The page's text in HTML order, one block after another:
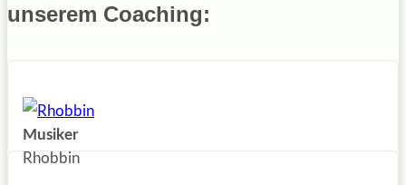
unserem Coaching:
Musiker
Rhobbin